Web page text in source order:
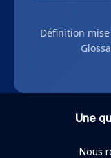
Définition
Une
Nous